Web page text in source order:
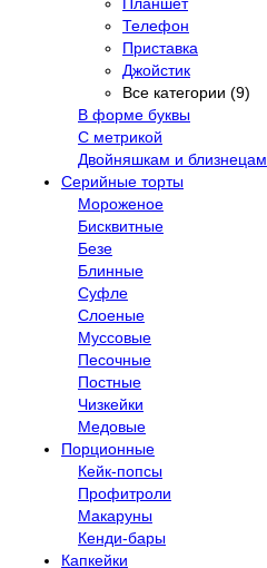
Телефон
Приставка
Джойстик
Все категории (9)
В форме буквы
С метрикой
Двойняшкам и близнецам
Серийные торты
Мороженое
Бисквитные
Безе
Блинные
Суфле
Слоеные
Муссовые
Песочные
Постные
Чизкейки
Медовые
Порционные
Кейк-попсы
Профитроли
Макаруны
Кенди-бары
Капкейки